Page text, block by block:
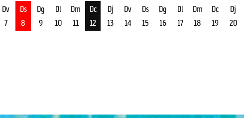
Dv
7
Ds
8
Dg
9
Dl
10
Dm
11
Dc
12
Dj
13
Dv
14
Ds
15
Dg
16
Dl
17
Dm
18
Dc
19
Dj
20